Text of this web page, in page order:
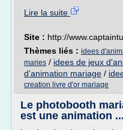
Lire la suite
Site : http://
Thèmes liés : idees
maries / idees de jeux
d'animation mariage /
creation livre d'or mariage
Le photobooth
est une animation ...